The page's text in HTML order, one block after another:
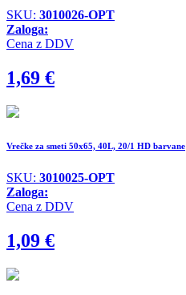
SKU: 3010026-OPT
Zaloga:
Cena z DDV
1,69 €
Vrečke za smeti 50x65, 40L, 20/1 HD barvane
SKU: 3010025-OPT
Zaloga:
Cena z DDV
1,09 €